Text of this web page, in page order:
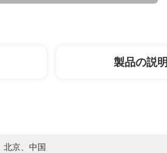
製品の説明
北京、中国